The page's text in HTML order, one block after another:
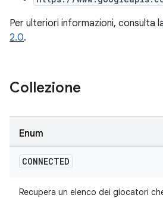
Per ulteriori informazioni, consulta
2.0.
Collezione
Enum
CONNECTED
Recupera un elenco dei giocatori